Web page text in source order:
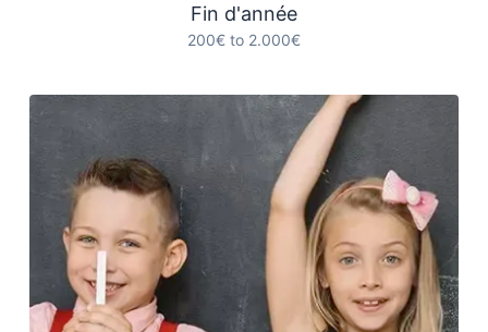
Fin d'année
200€ to 2.000€